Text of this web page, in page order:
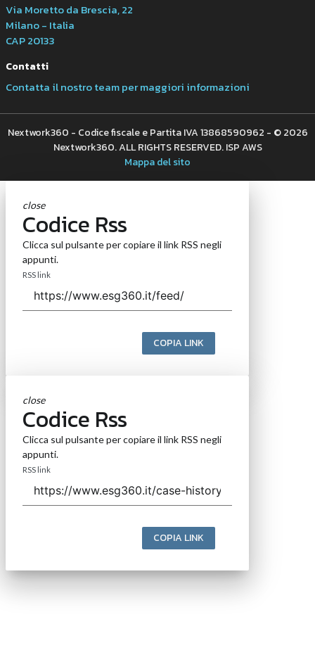
Via Moretto da Brescia, 22
Milano - Italia
CAP 20133
Contatti
Contatta il nostro team per maggiori informazioni
Nextwork360 - Codice fiscale e Partita IVA 13868590962 - © 2026
Nextwork360. ALL RIGHTS RESERVED. ISP AWS
Mappa del sito
close
Codice Rss
Clicca sul pulsante per copiare il link RSS negli
appunti.
RSS link
COPIA LINK
close
Codice Rss
Clicca sul pulsante per copiare il link RSS negli
appunti.
RSS link
COPIA LINK